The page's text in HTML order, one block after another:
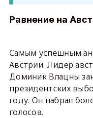
Равнение на
Самым успешным
Австрии. Лидер
Доминик Влацны
президентских
году. Он набрал
голосов.